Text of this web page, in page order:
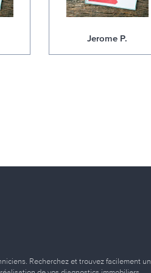
Jerome P.
Recherchez et trouvez facilement un